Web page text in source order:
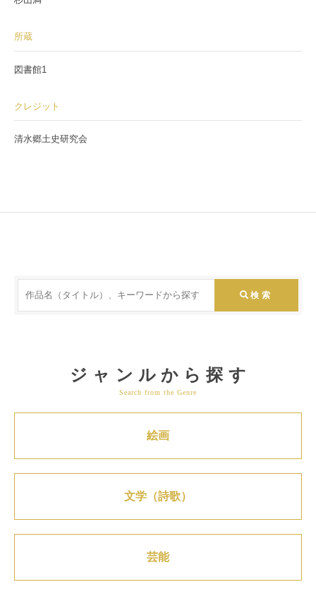
所蔵
図書館1
クレジット
清水郷土史研究会
ジャンルから探す
Search from the Genre
絵画
文学（詩歌）
芸能